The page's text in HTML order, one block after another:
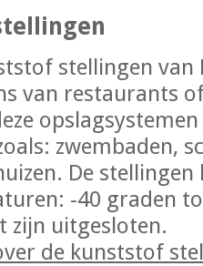
stellingen van
van restaurants
zwembaden,
De
-40 graden
zijn uitgesloten.
de kunststof